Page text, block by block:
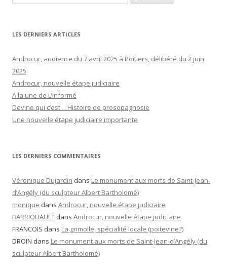
LES DERNIERS ARTICLES
Androcur, audience du 7 avril 2025 à Poitiers, délibéré du 2 juin
2025
Androcur, nouvelle étape judiciaire
A la une de L’informé
Devine qui c’est… Histoire de prosopagnosie
Une nouvelle étape judiciaire importante
LES DERNIERS COMMENTAIRES
Véronique Dujardin dans Le monument aux morts de Saint-Jean-
d’Angély (du sculpteur Albert Bartholomé)
monique dans Androcur, nouvelle étape judiciaire
BARRIQUAULT dans Androcur, nouvelle étape judiciaire
FRANCOIS dans La grimolle, spécialité locale (poitevine?)
DROIN dans Le monument aux morts de Saint-Jean-d’Angély (du
sculpteur Albert Bartholomé)